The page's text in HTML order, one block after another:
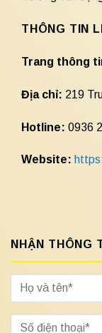
THÔNG TIN
Trang thông
Địa chỉ: 219
Hotline: 0936
Website:
NHẬN THÔNG